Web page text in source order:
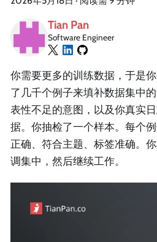
Tian Pan
Software Engineer
你需要更多的训练数据，于是
了几千个例子来填补数据集中
表性不足的意图，以及你真实
据。你抽检了一个样本。每个
正确、符合主题、标签准确。
调集中，然后继续工作。